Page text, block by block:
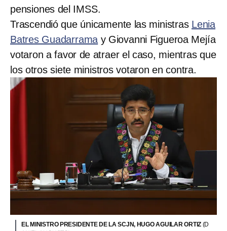
pensiones del IMSS.
Trascendió que únicamente las ministras Lenia
Batres Guadarrama y Giovanni Figueroa Mejía
votaron a favor de atraer el caso, mientras que
los otros siete ministros votaron en contra.
EL MINISTRO PRESIDENTE DE LA SCJN, HUGO AGUILAR ORTIZ (D